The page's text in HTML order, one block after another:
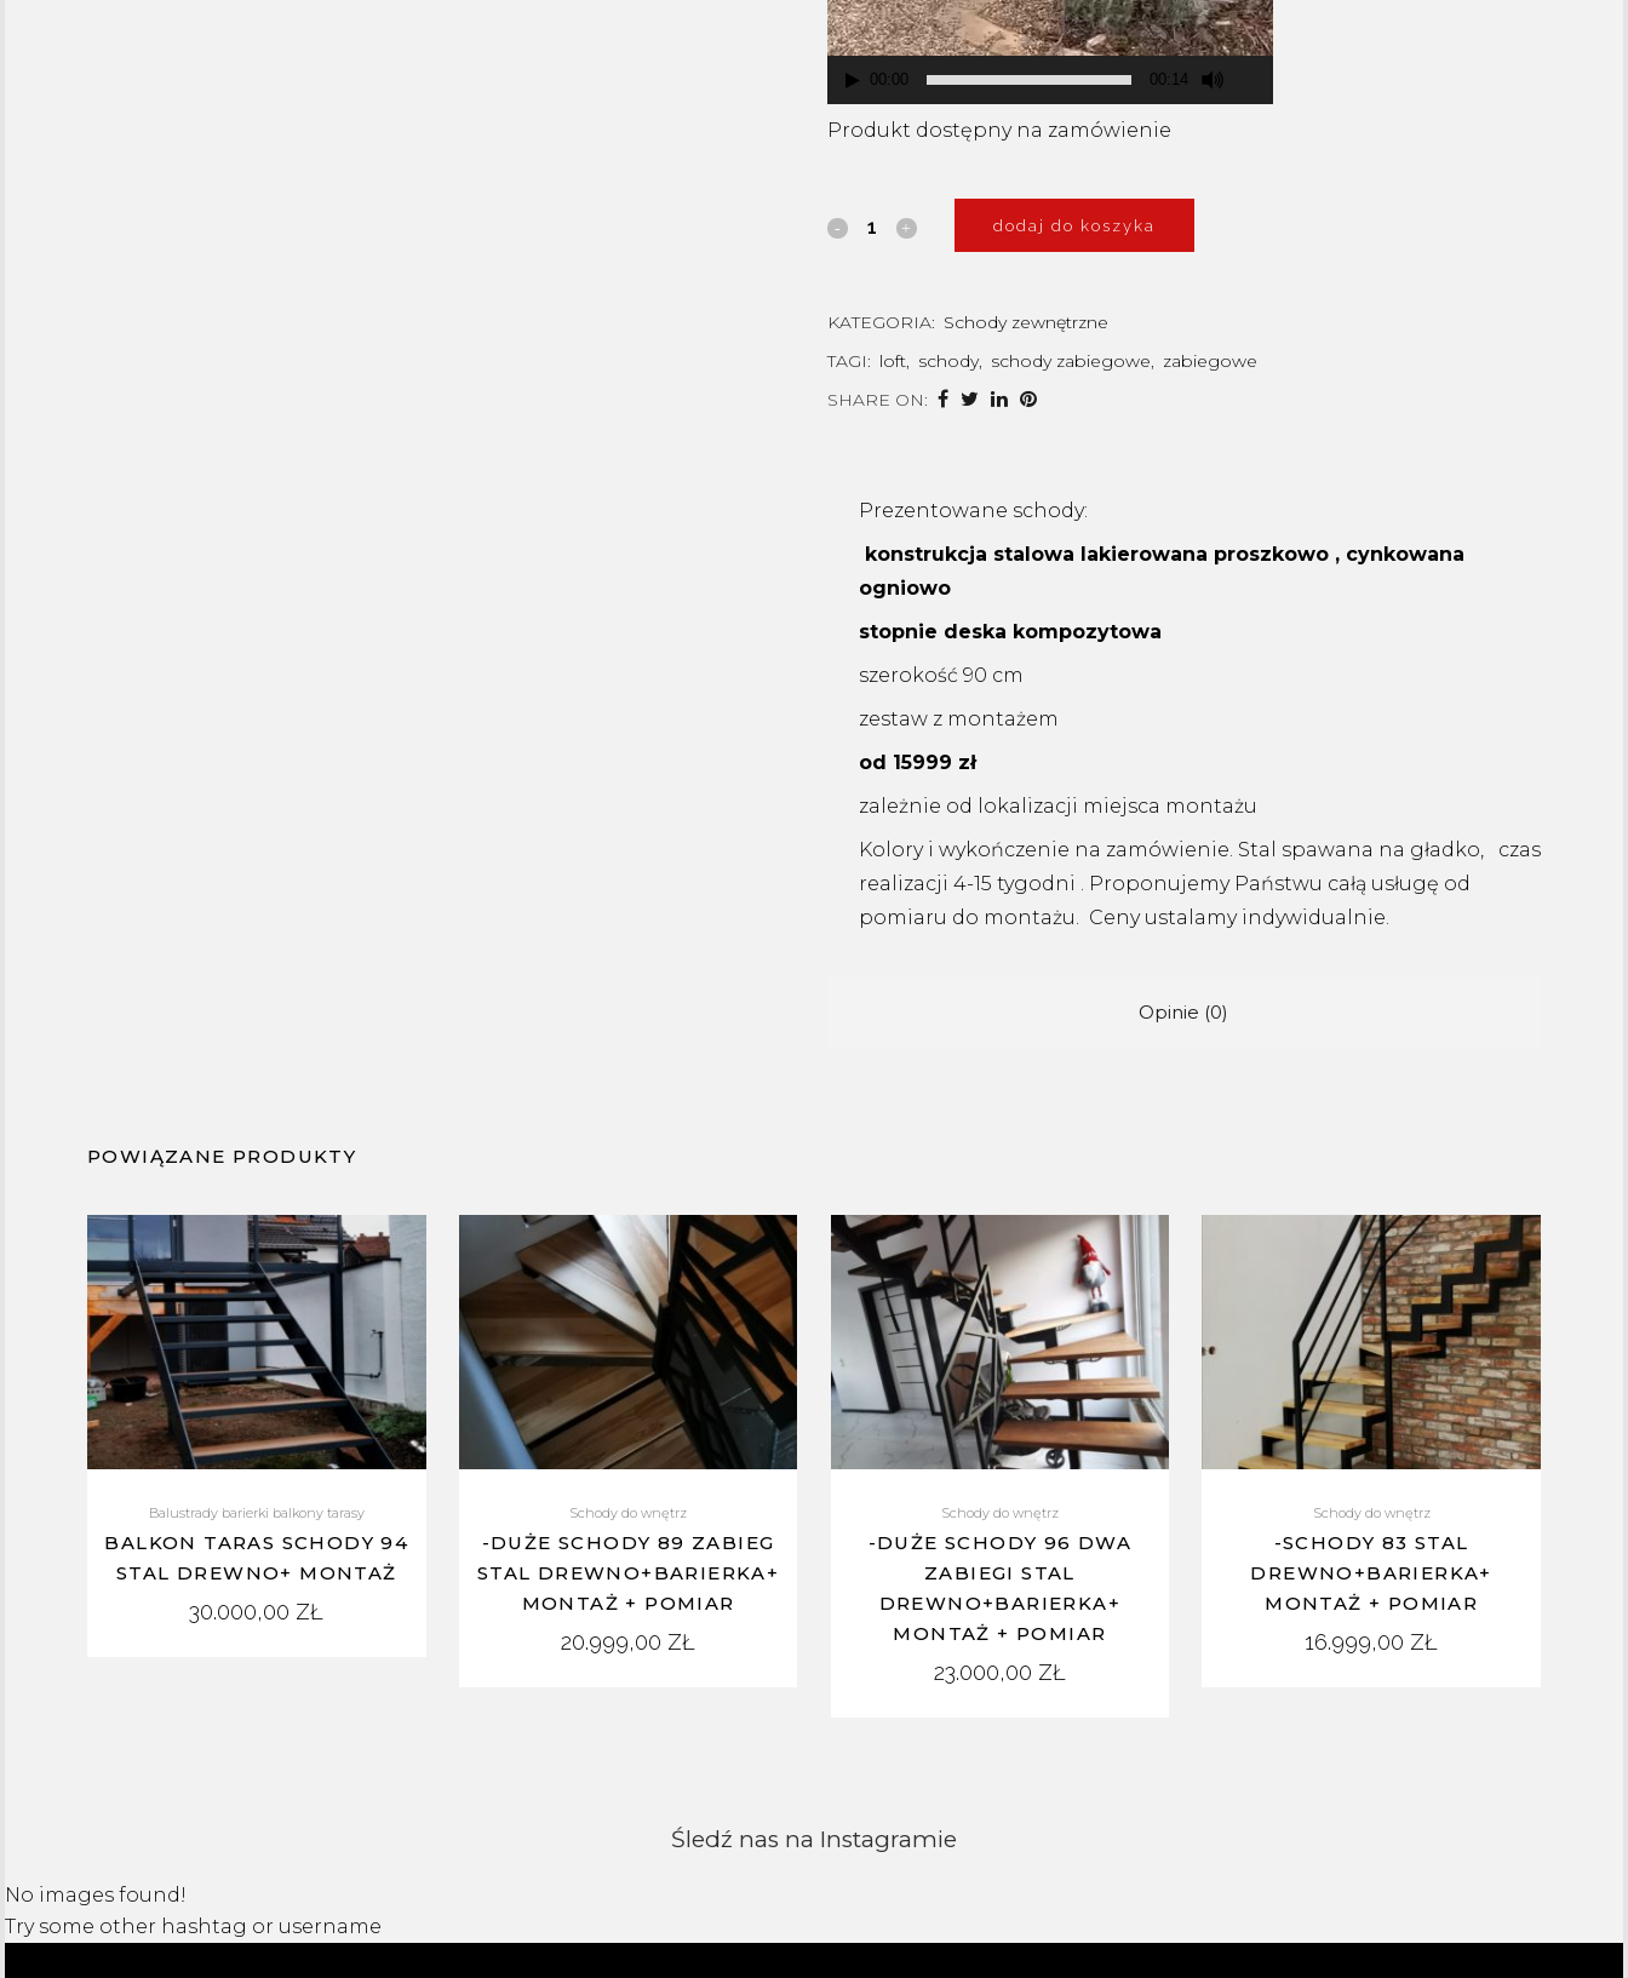
00:00 00:14
Produkt dostępny na zamówienie
dodaj do koszyka
KATEGORIA: Schody zewnętrzne
TAGI: loft, schody, schody zabiegowe, zabiegowe
SHARE ON:
Prezentowane schody:
konstrukcja stalowa lakierowana proszkowo , cynkowana
ogniowo
stopnie deska kompozytowa
szerokość 90 cm
zestaw z montażem
od 15999 zł
zależnie od lokalizacji miejsca montażu
Kolory i wykończenie na zamówienie. Stal spawana na gładko, czas
realizacji 4-15 tygodni . Proponujemy Państwu całą usługę od
pomiaru do montażu. Ceny ustalamy indywidualnie.
Opinie (0)
POWIĄZANE PRODUKTY
Balustrady barierki balkony tarasy
BALKON TARAS SCHODY 94
STAL DREWNO+ MONTAŻ
30.000,00 ZŁ
Schody do wnętrz
-DUŻE SCHODY 89 ZABIEG
STAL DREWNO+BARIERKA+
MONTAŻ + POMIAR
20.999,00 ZŁ
Schody do wnętrz
-DUŻE SCHODY 96 DWA
ZABIEGI STAL
DREWNO+BARIERKA+
MONTAŻ + POMIAR
23.000,00 ZŁ
Schody do wnętrz
-SCHODY 83 STAL
DREWNO+BARIERKA+
MONTAŻ + POMIAR
16.999,00 ZŁ
Śledź nas na Instagramie
No images found!
Try some other hashtag or username